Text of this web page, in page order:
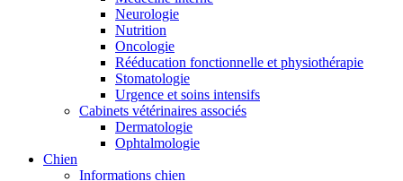
Neurologie
Nutrition
Oncologie
Rééducation fonctionnelle et physiothérapie
Stomatologie
Urgence et soins intensifs
Cabinets vétérinaires associés
Dermatologie
Ophtalmologie
Chien
Informations chien